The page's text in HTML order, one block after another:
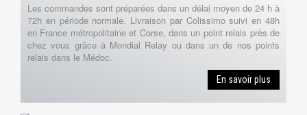
Les commandes sont préparées dans un délai moyen de 24 h à
72h en période normale. Livraison par Colissimo suivi en 48h
en France métropolitaine et Corse, dans un point relais près de
chez vous grâce à Mondial Relay ou dans un de nos points
relais dans le Médoc.
En savoir plus